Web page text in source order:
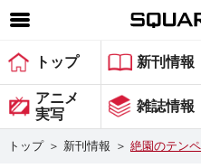
SQUARE ENIX 公式サ
ゲーム
マガジン＆ブックス
トップ 新刊情報
アニメ
実写
雑誌情報
トップ ＞ 新刊情報 ＞ 絶園のテン